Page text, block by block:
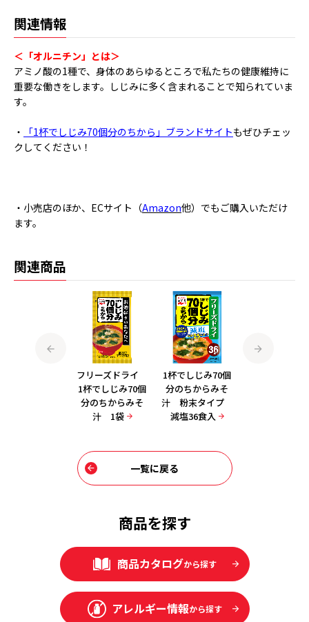
関連情報
＜「オルニチン」とは＞
アミノ酸の1種で、身体のあらゆるところで私たちの健康維持に
重要な働きをします。しじみに多く含まれることで知られていま
す。
・ 「1杯でしじみ70個分のちから」ブランドサイトもぜひチェッ
クしてください！
・小売店のほか、ECサイト（Amazon他）でもご購入いただけ
ます。
関連商品
フリーズドライ
1杯でしじみ70個
分のちからみそ
汁 1袋
1杯でしじみ70個
分のちからみそ
汁 粉末タイプ
減塩36食入
一覧に戻る
商品を探す
商品カタログから探す
アレルギー情報から探す